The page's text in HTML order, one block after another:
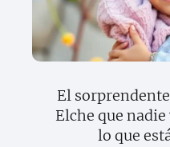
El
Elche que
lo que